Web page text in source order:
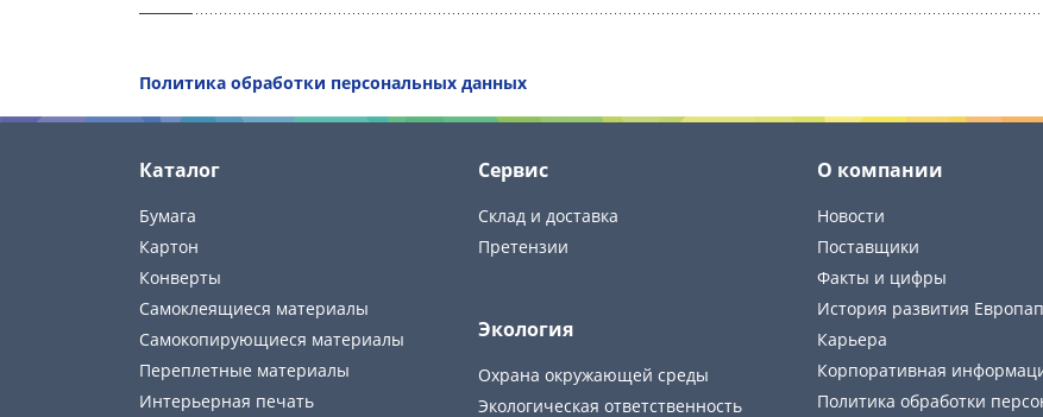
Политика обработки персональных данных
Каталог
Бумага
Картон
Конверты
Самоклеящиеся материалы
Самокопирующиеся материалы
Переплетные материалы
Интерьерная печать
Сервис
Склад и доставка
Претензии
Экология
Охрана окружающей среды
Экологическая ответственность
О компании
Новости
Поставщики
Факты и цифры
История развития
Карьера
Корпоративная
Политика обработки